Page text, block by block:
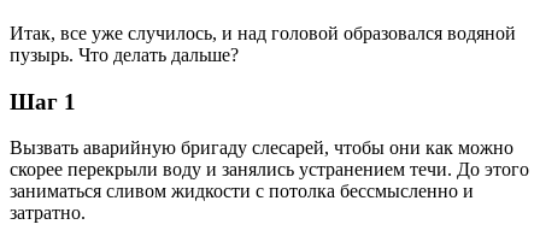
Итак, все уже случилось, и над головой образовался водяной
пузырь. Что делать дальше?
Шаг 1
Вызвать аварийную бригаду слесарей, чтобы они как можно
скорее перекрыли воду и занялись устранением течи. До этого
заниматься сливом жидкости с потолка бессмысленно и
затратно.